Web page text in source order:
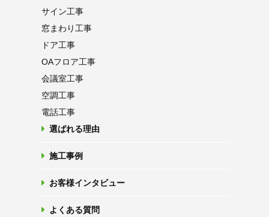
サイン工事
窓まわり工事
ドア工事
OAフロア工事
会議室工事
空調工事
電話工事
選ばれる理由
施工事例
お客様インタビュー
よくある質問